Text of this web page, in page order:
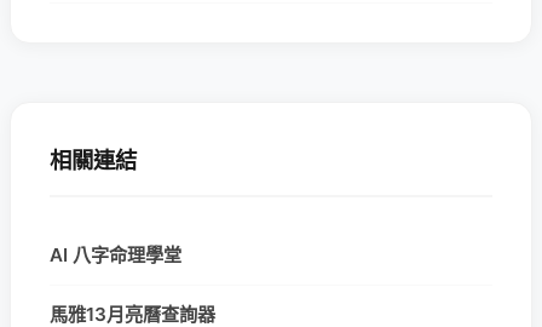
相關連結
AI 八字命理學堂
馬雅13月亮曆查詢器